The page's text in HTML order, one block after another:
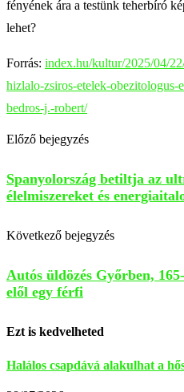
fényének ára a testünk teherbíró
lehet?
Forrás: index.hu/kultur/2025/04/
hizlalo-zsiros-etelek-obezitologus-
bedros-j.-robert/
Előző bejegyzés
Spanyolország betiltja az
élelmiszereket és
Következő bejegyzés
Autós üldözés Győrben,
elől egy férfi
Ezt is kedvelheted
Halálos csapdává alakulhat a